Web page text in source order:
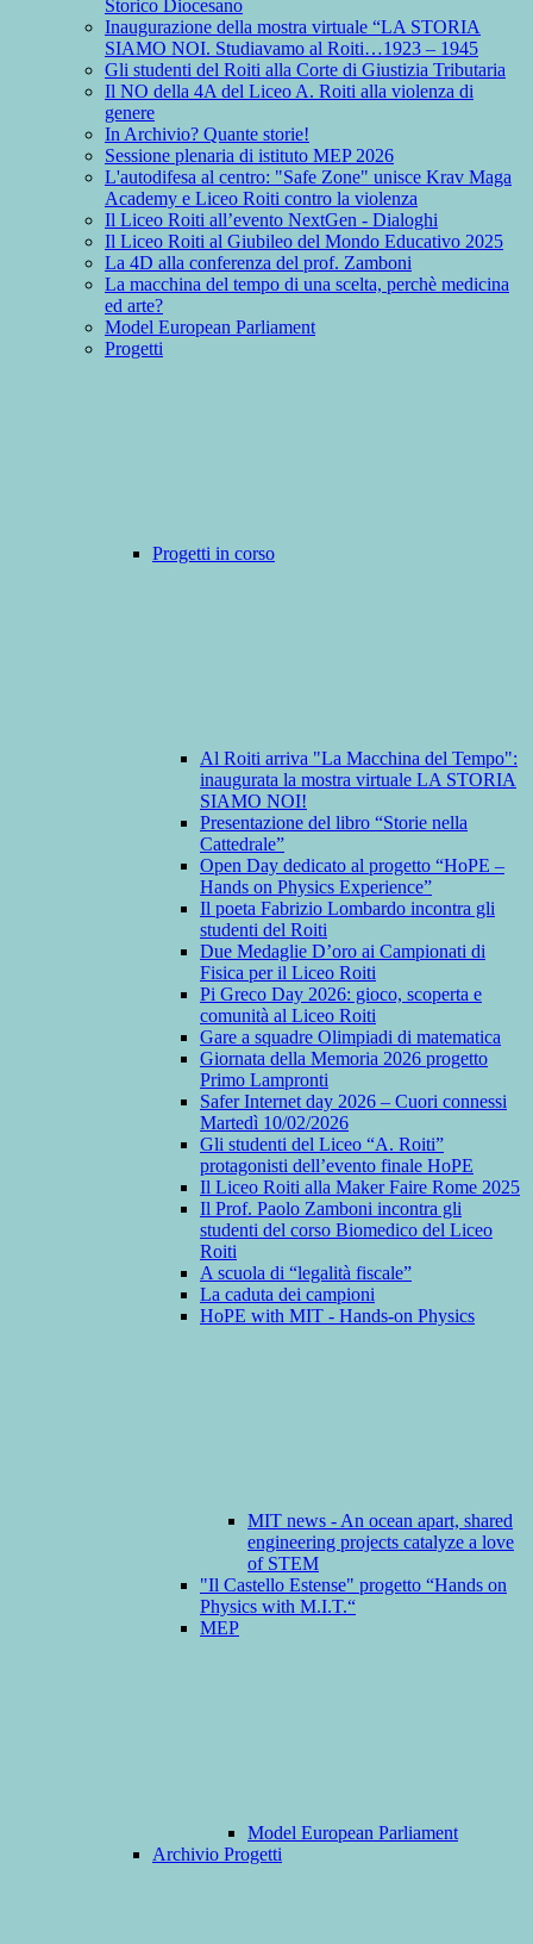
Storico Diocesano
Inaugurazione della mostra virtuale “LA STORIA
SIAMO NOI. Studiavamo al Roiti…1923 – 1945
Gli studenti del Roiti alla Corte di Giustizia Tributaria
Il NO della 4A del Liceo A. Roiti alla violenza di
genere
In Archivio? Quante storie!
Sessione plenaria di istituto MEP 2026
L'autodifesa al centro: "Safe Zone" unisce Krav Maga
Academy e Liceo Roiti contro la violenza
Il Liceo Roiti all’evento NextGen - Dialoghi
Il Liceo Roiti al Giubileo del Mondo Educativo 2025
La 4D alla conferenza del prof. Zamboni
La macchina del tempo di una scelta, perchè medicina
ed arte?
Model European Parliament
Progetti
Progetti in corso
Al Roiti arriva "La Macchina del Tempo":
inaugurata la mostra virtuale LA STORIA
SIAMO NOI!
Presentazione del libro “Storie nella
Cattedrale”
Open Day dedicato al progetto “HoPE –
Hands on Physics Experience”
Il poeta Fabrizio Lombardo incontra gli
studenti del Roiti
Due Medaglie D’oro ai Campionati di
Fisica per il Liceo Roiti
Pi Greco Day 2026: gioco, scoperta e
comunità al Liceo Roiti
Gare a squadre Olimpiadi di matematica
Giornata della Memoria 2026 progetto
Primo Lampronti
Safer Internet day 2026 – Cuori connessi
Martedì 10/02/2026
Gli studenti del Liceo “A. Roiti”
protagonisti dell’evento finale HoPE
Il Liceo Roiti alla Maker Faire Rome 2025
Il Prof. Paolo Zamboni incontra gli
studenti del corso Biomedico del Liceo
Roiti
A scuola di “legalità fiscale”
La caduta dei campioni
HoPE with MIT - Hands-on Physics
MIT news - An ocean apart, shared
engineering projects catalyze a love
of STEM
"Il Castello Estense" progetto “Hands on
Physics with M.I.T.“
MEP
Model European Parliament
Archivio Progetti